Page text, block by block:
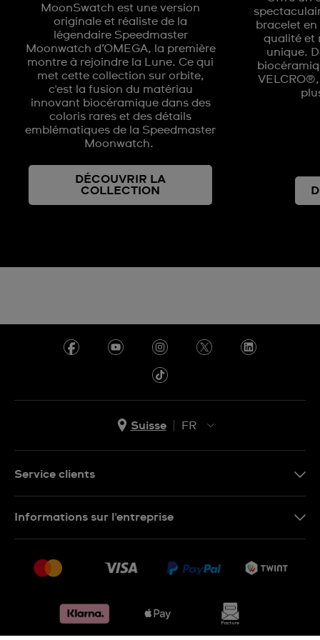
MoonSwatch est une version
originale et réaliste de la
légendaire Speedmaster
Moonwatch d’OMEGA, la première
montre à rejoindre la Lune. Ce qui
met cette collection sur orbite,
c'est la fusion du matériau
innovant biocéramique dans des
coloris rares et des détails
emblématiques de la Speedmaster
Moonwatch.
DÉCOUVRIR LA
COLLECTION
bracelet
qualité et
unique.
Suisse
FR
IT
Service clients
Retours
Conditions de vente
Informations sur l'entreprise
Jobs